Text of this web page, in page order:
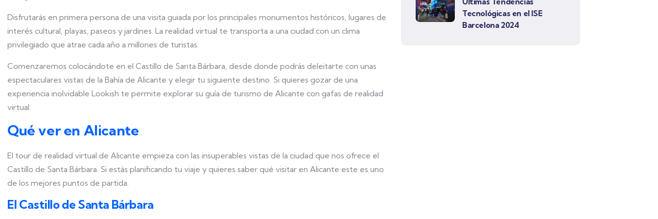
Disfrutarás en primera persona de una visita guiada por los principales monumentos históricos, lugares de
interés cultural, playas, paseos y jardines. La realidad virtual te transporta a una ciudad con un clima
privilegiado que atrae cada año a millones de turistas.
Comenzaremos colocándote en el Castillo de Santa Bárbara, desde donde podrás deleitarte con unas
espectaculares vistas de la Bahía de Alicante y elegir tu siguiente destino. Si quieres gozar de una
experiencia inolvidable Lookish te permite explorar su guía de turismo de Alicante con gafas de realidad
virtual.
Qué ver en Alicante
El tour de realidad virtual de Alicante empieza con las insuperables vistas de la ciudad que nos ofrece el
Castillo de Santa Bárbara. Si estás planificando tu viaje y quieres saber qué visitar en Alicante este es uno
de los mejores puntos de partida.
El Castillo de Santa Bárbara
Tecnológicas en el ISE
Barcelona 2024